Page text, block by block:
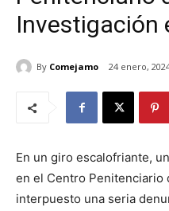
Investigación
By Comejamo 24 enero,
En un giro escalofriante,
en el Centro Penitenciario
interpuesto una seria